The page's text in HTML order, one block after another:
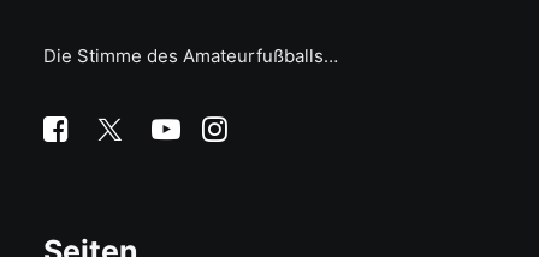
Die Stimme des Amateurfußballs…